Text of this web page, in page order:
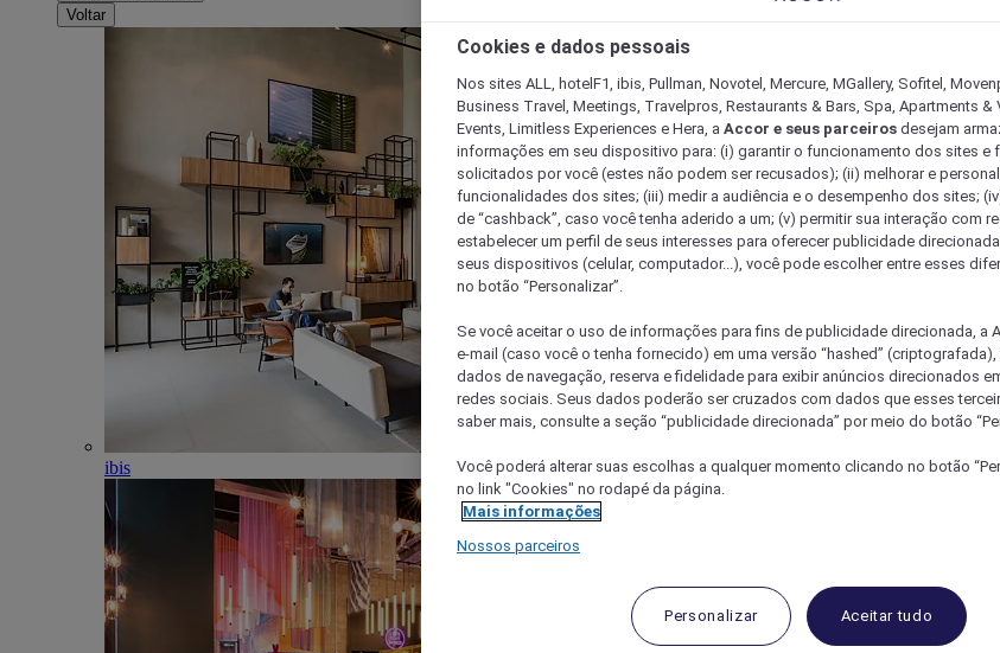
Voltar
ibis
Cookies e dados pessoais
Nos sites ALL, hotelF1, ibis, Pullman, Novotel, Mercure, MGallery, Sofitel,
Business Travel, Meetings, Travelpros, Restaurants & Bars, Spa, Apartments &
Events, Limitless Experiences e Hera, a Accor e seus parceiros desejam
informações em seu dispositivo para: (i) garantir o funcionamento dos sites e
solicitados por você (estes não podem ser recusados); (ii) melhorar e
funcionalidades dos sites; (iii) medir a audiência e o desempenho dos sites;
de “cashback”, caso você tenha aderido a um; (v) permitir sua interação com
estabelecer um perfil de seus interesses para oferecer publicidade
seus dispositivos (celular, computador...), você pode escolher entre esses
no botão “Personalizar”.
Se você aceitar o uso de informações para fins de publicidade direcionada, a
e-mail (caso você o tenha fornecido) em uma versão “hashed”
dados de navegação, reserva e fidelidade para exibir anúncios direcionados
redes sociais. Seus dados poderão ser cruzados com dados que esses
saber mais, consulte a seção “publicidade direcionada” por meio do botão
Você poderá alterar suas escolhas a qualquer momento clicando no botão
no link "Cookies" no rodapé da página.
Mais informações
Nossos parceiros
Personalizar Aceitar tudo